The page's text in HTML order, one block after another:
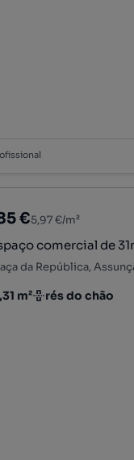
€5,97 €/m²
comercial de
por metro quadrado
31 m² rés do chão